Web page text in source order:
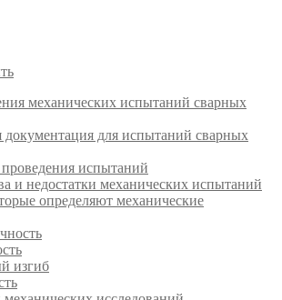
механических испытаний сварных
документация для испытаний сварных
испытаний
и недостатки механических испытаний
определяют механические
изгиб